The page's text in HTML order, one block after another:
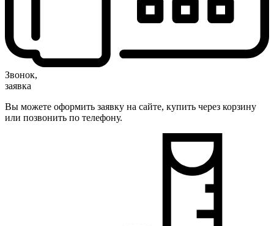
Звонок,
заявка
Вы можете оформить заявку на сайте, купить через корзину
или позвонить по телефону.